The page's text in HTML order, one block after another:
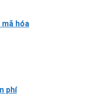
hóa
phí